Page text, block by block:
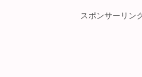
スポンサーリン